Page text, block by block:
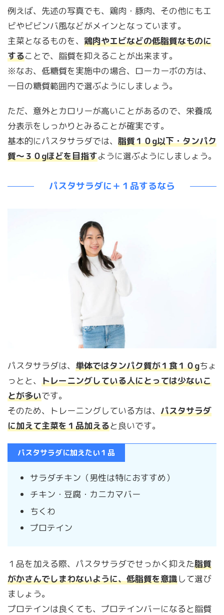
例えば、先述の写真でも、鶏肉・豚肉、その他にもエ
ビやビビンバ風などがメインとなっています。
主菜となるものを、 鶏肉やエビなどの低脂質なものに
することで、脂質を抑えることが出来ます。
※なお、低糖質を実施中の場合、ローカーボの方は、
一日の糖質範囲内で選ぶようにしましょう。
ただ、意外とカロリーが高いことがあるので、栄養成
分表示をしっかりとみることが確実です。
基本的にパスタサラダでは、 脂質１０g以下・タンパク
質～３０gほどを目指すように選ぶようにしましょう。
パスタサラダに＋１品するなら
パスタサラダは、 単体ではタンパク質が１食１０gちょ
っとと、 トレーニングしている人にとっては少ないこ
とが多いです。
そのため、トレーニングしている方は、 パスタサラダ
に加えて主菜を１品加えると良いです。
パスタサラダに加えたい１品
サラダチキン（男性は特におすすめ）
チキン・豆腐・カニカマバー
ちくわ
プロテイン
１品を加える際、パスタサラダでせっかく抑えた脂質
がかさんでしまわないように、低脂質を意識して選び
ましょう。
プロテインは良くても、プロテインバーになると脂質